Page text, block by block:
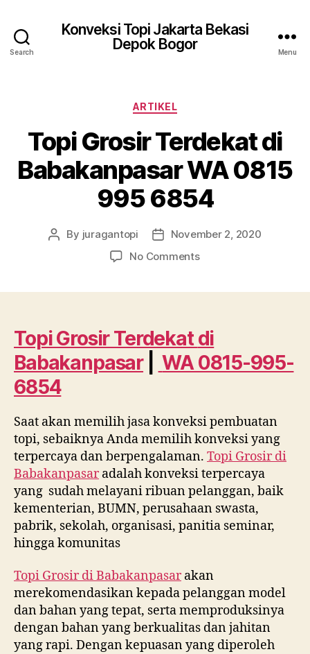
Search
Konveksi Topi Jakarta Bekasi
Depok Bogor
Menu
Categories
ARTIKEL
Topi Grosir Terdekat di
Babakanpasar WA 0815
995 6854
Post
By juragantopi
PostNovember 2, 2020
No Commentson
Babakanpasar
WA
0815
Topi Grosir Terdekat di
Babakanpasar|
WA 0815-995-
6854
Saat akan memilih jasa konveksi pembuatan
topi, sebaiknya Anda memilih konveksi yang
terpercaya dan berpengalaman. Topi Grosir di
Babakanpasaradalah konveksi terpercaya
yang sudah melayani ribuan pelanggan, baik
kementerian, BUMN, perusahaan swasta,
pabrik, sekolah, organisasi, panitia seminar,
hingga komunitas
Topi Grosir diBabakanpasarakan
merekomendasikan kepada pelanggan model
dan bahan yang tepat, serta memproduksinya
dengan bahan yang berkualitas dan jahitan
yang rapi. Dengan kepuasan yang diperoleh